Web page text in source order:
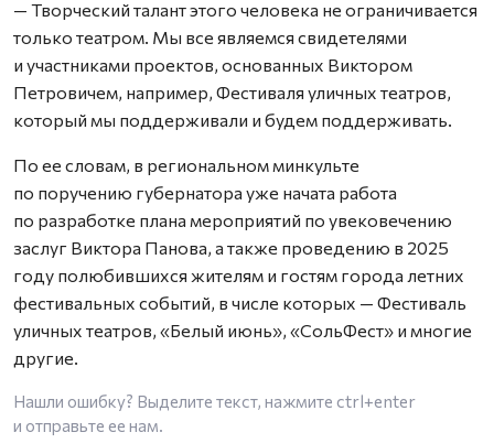
— Творческий талант этого человека не ограничивается
только театром. Мы все являемся свидетелями
и участниками проектов, основанных Виктором
Петровичем, например, Фестиваля уличных театров,
который мы поддерживали и будем поддерживать.
По ее словам, в региональном минкульте
по поручению губернатора уже начата работа
по разработке плана мероприятий по увековечению
заслуг Виктора Панова, а также проведению в 2025
году полюбившихся жителям и гостям города летних
фестивальных событий, в числе которых — Фестиваль
уличных театров, «Белый июнь», «СольФест» и многие
другие.
Нашли ошибку? Выделите текст, нажмите ctrl+enter
и отправьте ее нам.